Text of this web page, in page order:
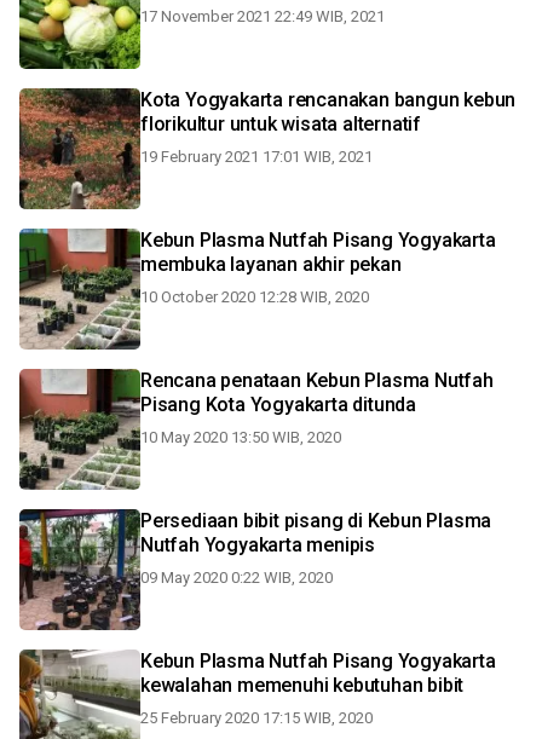
17 November 2021 22:49 WIB, 2021
Kota Yogyakarta rencanakan bangun kebun
florikultur untuk wisata alternatif
19 February 2021 17:01 WIB, 2021
Kebun Plasma Nutfah Pisang Yogyakarta
membuka layanan akhir pekan
10 October 2020 12:28 WIB, 2020
Rencana penataan Kebun Plasma Nutfah
Pisang Kota Yogyakarta ditunda
10 May 2020 13:50 WIB, 2020
Persediaan bibit pisang di Kebun Plasma
Nutfah Yogyakarta menipis
09 May 2020 0:22 WIB, 2020
Kebun Plasma Nutfah Pisang Yogyakarta
kewalahan memenuhi kebutuhan bibit
25 February 2020 17:15 WIB, 2020